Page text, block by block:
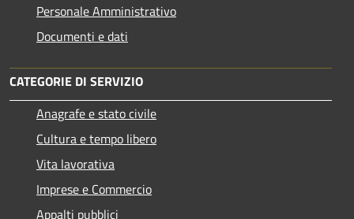
Personale Amministrativo
Documenti e dati
CATEGORIE DI SERVIZIO
Anagrafe e stato civile
Cultura e tempo libero
Vita lavorativa
Imprese e Commercio
Appalti pubblici